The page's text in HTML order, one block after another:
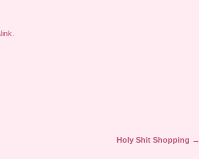
Holy Shit Shopping →